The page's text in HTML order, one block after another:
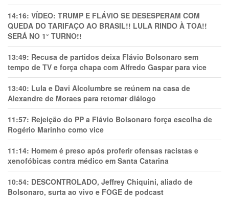
14:16: VÍDEO: TRUMP E FLÁVIO SE DESESPERAM COM
QUEDA DO TARIFAÇO AO BRASIL!! LULA RINDO À TOA!!
SERÁ NO 1° TURNO!!
13:49: Recusa de partidos deixa Flávio Bolsonaro sem
tempo de TV e força chapa com Alfredo Gaspar para vice
13:40: Lula e Davi Alcolumbre se reúnem na casa de
Alexandre de Moraes para retomar diálogo
11:57: Rejeição do PP a Flávio Bolsonaro força escolha de
Rogério Marinho como vice
11:14: Homem é preso após proferir ofensas racistas e
xenofóbicas contra médico em Santa Catarina
10:54: DESCONTROLADO, Jeffrey Chiquini, aliado de
Bolsonaro, surta ao vivo e FOGE de podcast